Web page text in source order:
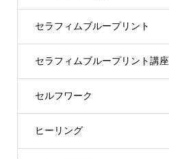
セラフィムブループリント
セラフィムブループリント講座
セルフワーク
ヒーリング